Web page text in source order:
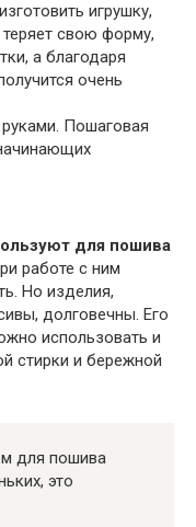
игрушку,
теряет свою форму,
а благодаря
очень
для пошива
работе с ним
Но изделия,
долговечны. Его
использовать и
стирки и бережной
для пошива
это